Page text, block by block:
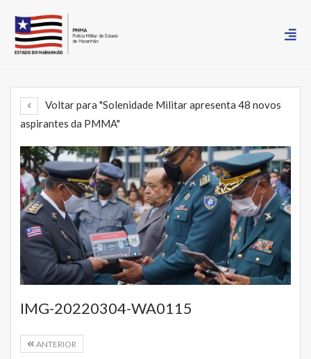
Voltar para "Solenidade Militar apresenta 48 novos
aspirantes da PMMA"
IMG-20220304-WA0115
ANTERIOR